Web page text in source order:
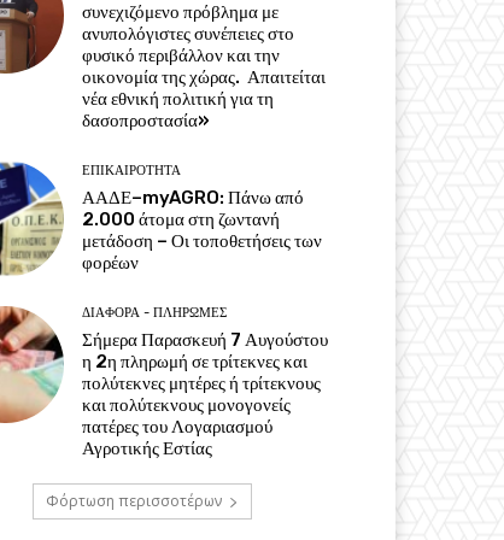
συνεχιζόμενο πρόβλημα με
ανυπολόγιστες συνέπειες στο
φυσικό περιβάλλον και την
οικονομία της χώρας. Απαιτείται
νέα εθνική πολιτική για τη
δασοπροστασία»
ΕΠΙΚΑΙΡΌΤΗΤΑ
ΑΑΔΕ–myAGRO: Πάνω από
2.000 άτομα στη ζωντανή
μετάδοση – Οι τοποθετήσεις των
φορέων
ΔΙΆΦΟΡΑ - ΠΛΗΡΩΜΈΣ
Σήμερα Παρασκευή 7 Αυγούστου
η 2η πληρωμή σε τρίτεκνες και
πολύτεκνες μητέρες ή τρίτεκνους
και πολύτεκνους μονογονείς
πατέρες του Λογαριασμού
Αγροτικής Εστίας
Φόρτωση περισσοτέρων